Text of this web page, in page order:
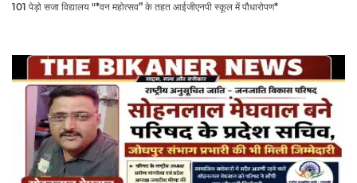
101 पेड़ो सजा विद्यालय "*वन महोत्सव” के तहत आईजीएनपी स्कूल में पौधारोपण*